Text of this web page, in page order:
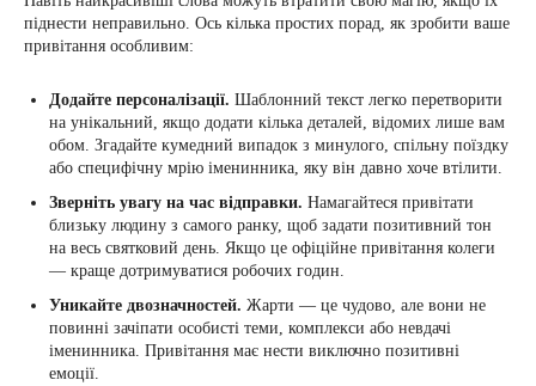
піднести неправильно. Ось кілька простих порад, як зробити ваше
привітання особливим:
Додайте персоналізації. Шаблонний текст легко перетворити
на унікальний, якщо додати кілька деталей, відомих лише вам
обом. Згадайте кумедний випадок з минулого, спільну поїздку
або специфічну мрію іменинника, яку він давно хоче втілити.
Зверніть увагу на час відправки. Намагайтеся привітати
близьку людину з самого ранку, щоб задати позитивний тон
на весь святковий день. Якщо це офіційне привітання колеги
— краще дотримуватися робочих годин.
Уникайте двозначностей. Жарти — це чудово, але вони не
повинні зачіпати особисті теми, комплекси або невдачі
іменинника. Привітання має нести виключно позитивні
емоції.